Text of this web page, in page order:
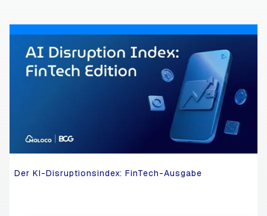
Der KI-Disruptionsindex: FinTech-Ausgabe